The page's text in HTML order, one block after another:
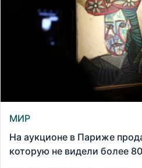
МИР
На аукционе в Париже
которую не видели более